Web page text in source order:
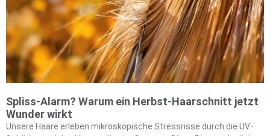
Spliss-Alarm? Warum ein Herbst-Haarschnitt jetzt
Wunder wirkt
Unsere Haare erleben mikroskopische Stressrisse durch die UV-